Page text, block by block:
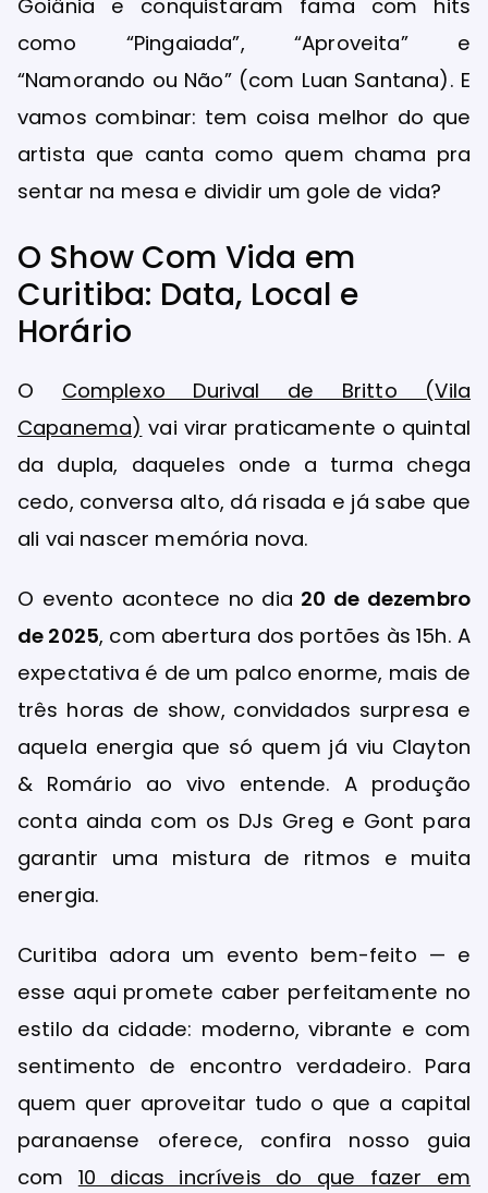
Goiânia e conquistaram fama com hits
como “Pingaiada”, “Aproveita” e
“Namorando ou Não” (com Luan Santana). E
vamos combinar: tem coisa melhor do que
artista que canta como quem chama pra
sentar na mesa e dividir um gole de vida?
O Show Com Vida em
Curitiba: Data, Local e
Horário
O Complexo Durival de Britto (Vila
Capanema) vai virar praticamente o quintal
da dupla, daqueles onde a turma chega
cedo, conversa alto, dá risada e já sabe que
ali vai nascer memória nova.
O evento acontece no dia 20 de dezembro
de 2025, com abertura dos portões às 15h. A
expectativa é de um palco enorme, mais de
três horas de show, convidados surpresa e
aquela energia que só quem já viu Clayton
& Romário ao vivo entende. A produção
conta ainda com os DJs Greg e Gont para
garantir uma mistura de ritmos e muita
energia.
Curitiba adora um evento bem-feito — e
esse aqui promete caber perfeitamente no
estilo da cidade: moderno, vibrante e com
sentimento de encontro verdadeiro. Para
quem quer aproveitar tudo o que a capital
paranaense oferece, confira nosso guia
com 10 dicas incríveis do que fazer em